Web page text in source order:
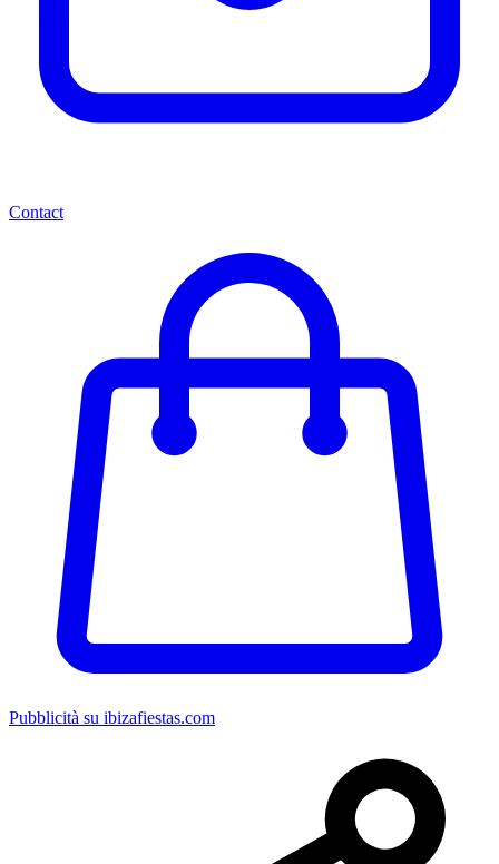
Contact
Pubblicità su ibizafiestas.com